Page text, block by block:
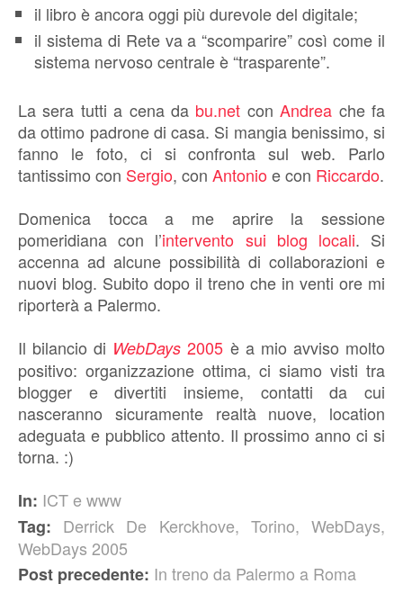
il libro è ancora oggi più durevole del digitale;
il sistema di Rete va a “scomparire” così come il
sistema nervoso centrale è “trasparente”.
La sera tutti a cena da bu.net conAndrea che fa
da ottimo padrone di casa. Si mangia benissimo, si
fanno le foto, ci si confronta sul web. Parlo
tantissimo con Sergio, con Antonioe con Riccardo.
Domenica tocca a me aprire la sessione
pomeridiana con l’intervento sui blog locali. Si
accenna ad alcune possibilità di collaborazioni e
nuovi blog. Subito dopo il treno che in venti ore mi
riporterà a Palermo.
Il bilancio di WebDays 2005 è a mio avviso molto
positivo: organizzazione ottima, ci siamo visti tra
blogger e divertiti insieme, contatti da cui
nasceranno sicuramente realtà nuove, location
adeguata e pubblico attento. Il prossimo anno ci si
torna. :)
In: ICT e www
Tag: Derrick De Kerckhove, Torino,WebDays,
WebDays 2005
Post precedente: In treno da Palermo a Roma